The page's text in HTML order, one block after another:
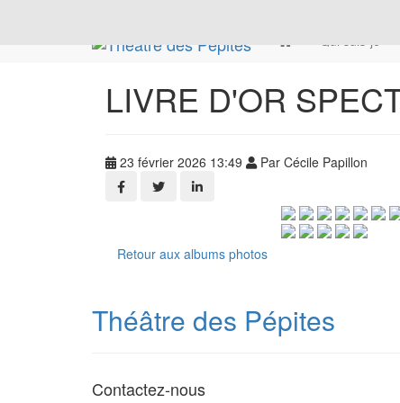
Qui suis-je
LIVRE D'OR
23 février 2026 13:49 Par Cécile Papillon
Retour aux albums photos
Théâtre des Pépites
Contactez-nous